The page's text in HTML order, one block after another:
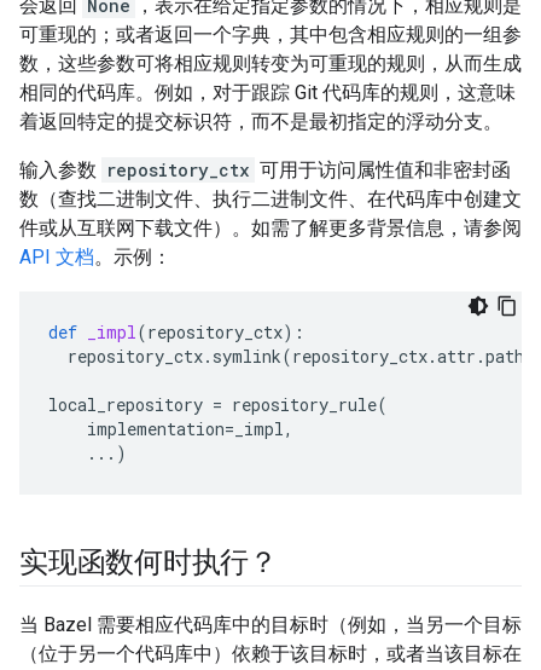
会返回 None
，表示在给定指定参数的情况下，相应规则是
可重现的；或者返回一个字典，其中包含相应规则的一组参
数，这些参数可将相应规则转变为可重现的规则，从而生成
相同的代码库。例如，对于跟踪 Git 代码库的规则，这意味
着返回特定的提交标识符，而不是最初指定的浮动分支。
输入参数 repository_ctx 可用于访问属性值和非密封函
数（查找二进制文件、执行二进制文件、在代码库中创建文
件或从互联网下载文件）。如需了解更多背景信息，请参阅
API 文档。示例：
def _impl(repository_ctx):
repository_ctx. symlink(repository_ctx.attr .path
local_repository = repository_rule(
implementation= _impl,
... )
实现函数何时执行？
当 Bazel 需要相应代码库中的目标时（例如，当另一个目标
（位于另一个代码库中）依赖于该目标时，或者当该目标在